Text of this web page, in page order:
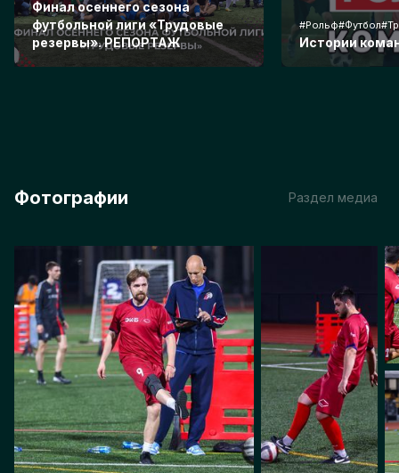
Финал осеннего сезона
футбольной лиги «Трудовые
резервы». РЕПОРТАЖ
Истории
Фотографии Раздел медиа